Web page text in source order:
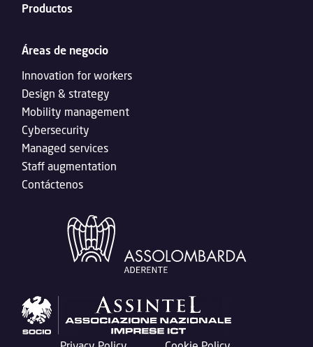
Productos
Áreas de negocio
Innovation for workers
Design & strategy
Mobility management
Cybersecurity
Managed services
Staff augmentation
Contáctenos